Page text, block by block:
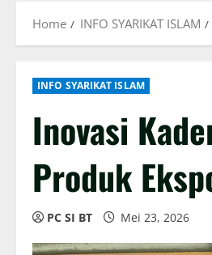
Home INFO SYARIKAT ISLAM
INFO SYARIKAT ISLAM
Inovasi
Produk
PC SI BT Mei 23, 2026